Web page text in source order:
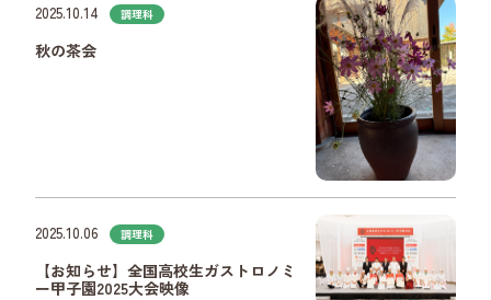
2025.10.14 調理科
秋の茶会
2025.10.06 調理科
【お知らせ】全国高校生ガストロノミ
ー甲子園2025大会映像